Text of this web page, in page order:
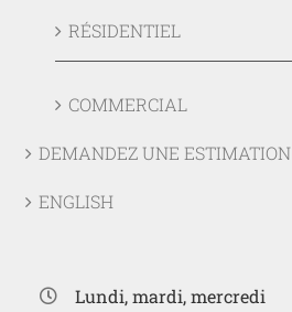
RÉSIDENTIEL
COMMERCIAL
DEMANDEZ UNE ESTIMATION
ENGLISH
Lundi, mardi, mercredi